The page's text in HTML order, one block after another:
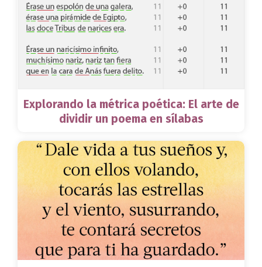
Explorando la métrica poética: El arte de
dividir un poema en sílabas